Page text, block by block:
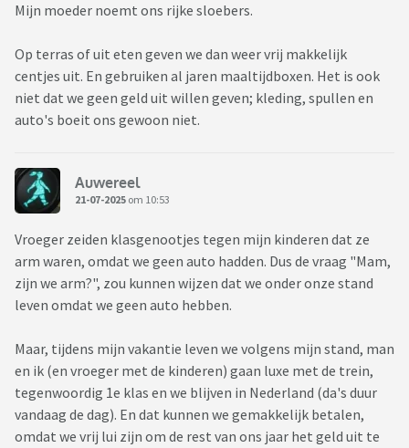
Mijn moeder noemt ons rijke sloebers.
Op terras of uit eten geven we dan weer vrij makkelijk
centjes uit. En gebruiken al jaren maaltijdboxen. Het is ook
niet dat we geen geld uit willen geven; kleding, spullen en
auto's boeit ons gewoon niet.
Auwereel
21-07-2025 om 10:53
Vroeger zeiden klasgenootjes tegen mijn kinderen dat ze
arm waren, omdat we geen auto hadden. Dus de vraag "Mam,
zijn we arm?", zou kunnen wijzen dat we onder onze stand
leven omdat we geen auto hebben.
Maar, tijdens mijn vakantie leven we volgens mijn stand, man
en ik (en vroeger met de kinderen) gaan luxe met de trein,
tegenwoordig 1e klas en we blijven in Nederland (da's duur
vandaag de dag). En dat kunnen we gemakkelijk betalen,
omdat we vrij lui zijn om de rest van ons jaar het geld uit te